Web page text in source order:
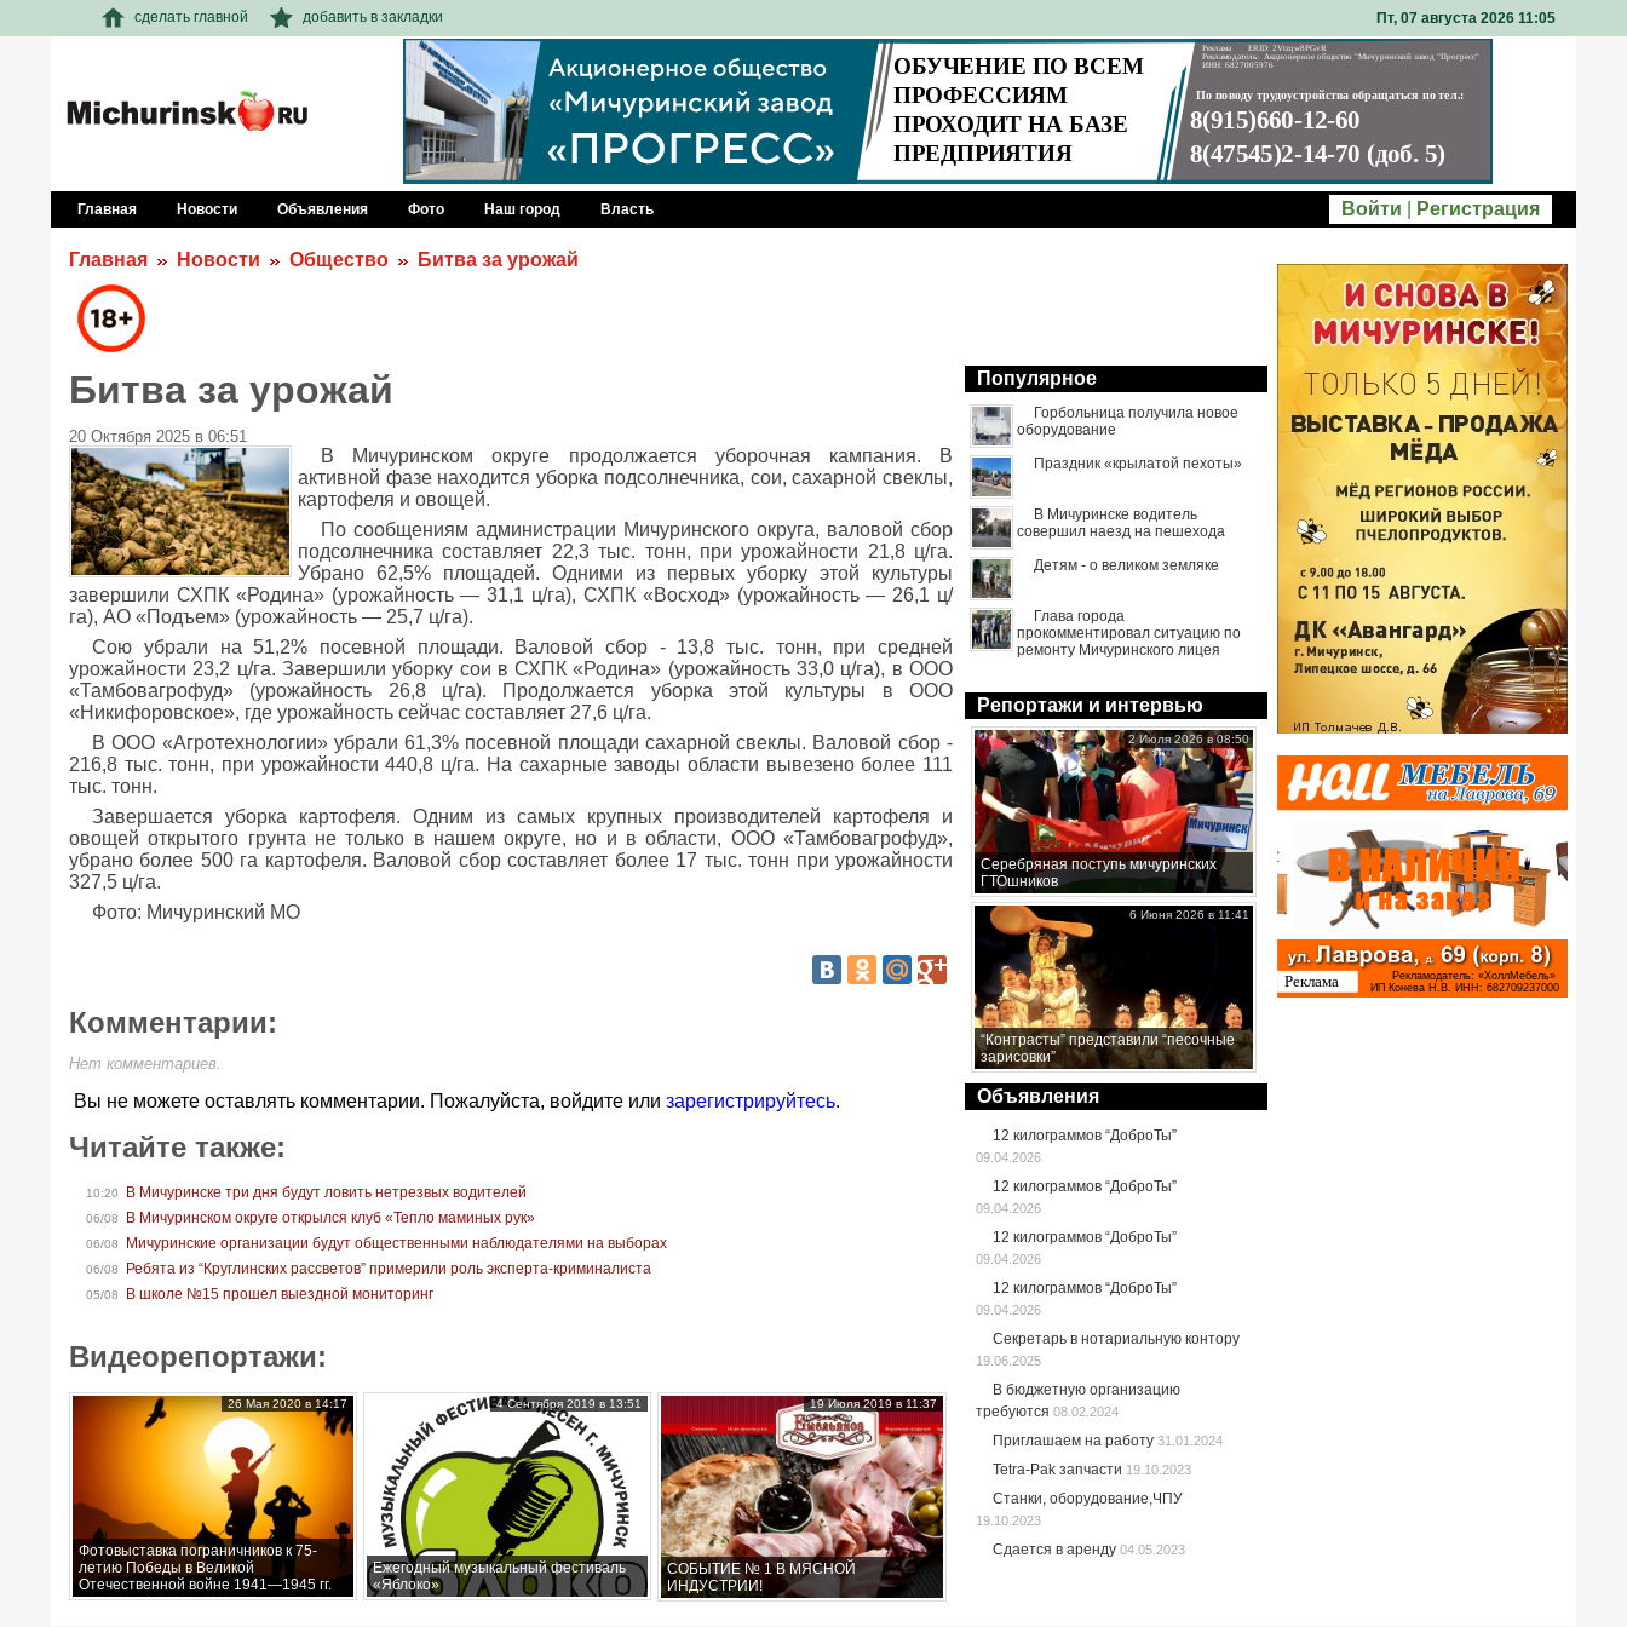
сделать главной добавить в закладки Пт, 07 августа 2026 11 05
Главная Новости Объявления Фото Наш город Власть Войти Регистрация
Главная Новости Общество Битва за урожай
Битва за урожай
20 Октября 2025 в 06:51
В Мичуринском округе продолжается уборочная кампания. В
активной фазе находится уборка подсолнечника, сои, сахарной свеклы,
картофеля и овощей.
По сообщениям администрации Мичуринского округа, валовой сбор
подсолнечника составляет 22,3 тыс. тонн, при урожайности 21,8 ц/га.
Убрано 62,5% площадей. Одними из первых уборку этой культуры
завершили СХПК «Родина» (урожайность — 31,1 ц/га), СХПК «Восход» (урожайность — 26,1 ц/
га), АО «Подъем» (урожайность — 25,7 ц/га).
Сою убрали на 51,2% посевной площади. Валовой сбор - 13,8 тыс. тонн, при средней
урожайности 23,2 ц/га. Завершили уборку сои в СХПК «Родина» (урожайность 33,0 ц/га), в ООО
«Тамбовагрофуд» (урожайность 26,8 ц/га). Продолжается уборка этой культуры в ООО
«Никифоровское», где урожайность сейчас составляет 27,6 ц/га.
В ООО «Агротехнологии» убрали 61,3% посевной площади сахарной свеклы. Валовой сбор -
216,8 тыс. тонн, при урожайности 440,8 ц/га. На сахарные заводы области вывезено более 111
тыс. тонн.
Завершается уборка картофеля. Одним из самых крупных производителей картофеля и
овощей открытого грунта не только в нашем округе, но и в области, ООО «Тамбовагрофуд»,
убрано более 500 га картофеля. Валовой сбор составляет более 17 тыс. тонн при урожайности
327,5 ц/га.
Фото: Мичуринский МО
Комментарии:
Нет комментариев.
Вы не можете оставлять комментарии. Пожалуйста, войдите или зарегистрируйтесь.
Читайте также:
10:20 В Мичуринске три дня будут ловить нетрезвых водителей
06/08 В Мичуринском округе открылся клуб «Тепло маминых рук»
06/08 Мичуринские организации будут общественными наблюдателями на выборах
06/08 Ребята из “Круглинских рассветов” примерили роль эксперта-криминалиста
05/08 В школе №15 прошел выездной мониторинг
Видеорепортажи:
Фотовыставка пограничников к 75-
летию Победы в Великой
Отечественной войне 1941—1945 гг.
26 Мая 2020 в 14:17
Ежегодный музыкальный фестиваль
«Яблоко»
4 Сентября 2019 в 13:51
СОБЫТИЕ № 1 В МЯСНОЙ
ИНДУСТРИИ!
19 Июля 2019 в 11:37
Популярное
Горбольница получила новое
оборудование
Праздник «крылатой пехоты»
В Мичуринске водитель
совершил наезд на пешехода
Детям - о великом земляке
Глава города
прокомментировал ситуацию по
ремонту Мичуринского лицея
Репортажи и интервью
Серебряная поступь мичуринских
ГТОшников
2 Июля 2026 в 08:50
“Контрасты” представили “песочные
зарисовки”
6 Июня 2026 в 11:41
Объявления
12 килограммов “ДоброТы”
09.04.2026
12 килограммов “ДоброТы”
09.04.2026
12 килограммов “ДоброТы”
09.04.2026
12 килограммов “ДоброТы”
09.04.2026
Секретарь в нотариальную контору
19.06.2025
В бюджетную организацию
требуются 08.02.2024
Приглашаем на работу 31.01.2024
Tetra-Pak запчасти 19.10.2023
Станки, оборудование,ЧПУ
19.10.2023
Сдается в аренду 04.05.2023